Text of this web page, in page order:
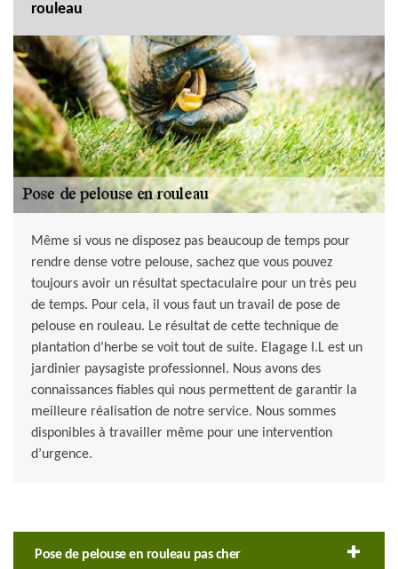
rouleau
Même si vous ne disposez pas beaucoup de temps pour
rendre dense votre pelouse, sachez que vous pouvez
toujours avoir un résultat spectaculaire pour un très peu
de temps. Pour cela, il vous faut un travail de pose de
pelouse en rouleau. Le résultat de cette technique de
plantation d’herbe se voit tout de suite. Elagage I.L est un
jardinier paysagiste professionnel. Nous avons des
connaissances fiables qui nous permettent de garantir la
meilleure réalisation de notre service. Nous sommes
disponibles à travailler même pour une intervention
d’urgence.
Pose de pelouse en rouleau pas cher